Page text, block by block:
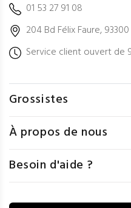
01 53 27 91 08
204 Bd Félix Faure,
Service client ouvert de
Grossistes
À propos de nous
Besoin d'aide ?